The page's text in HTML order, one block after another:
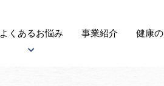
よくあるお悩み 事業紹介 健康の